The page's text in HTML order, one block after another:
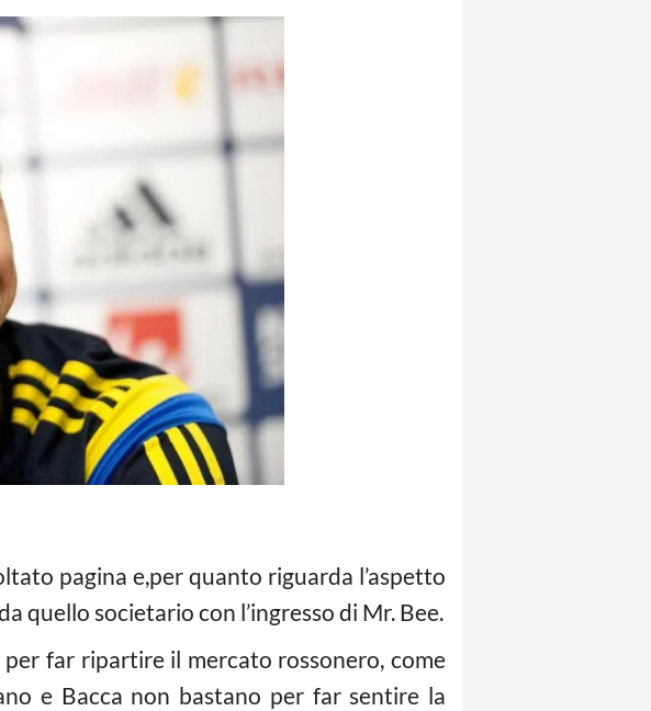
pagina e,per quanto riguarda l’aspetto
quello societario con l’ingresso di Mr. Bee.
far ripartire il mercato rossonero, come
e Bacca non bastano per far sentire la